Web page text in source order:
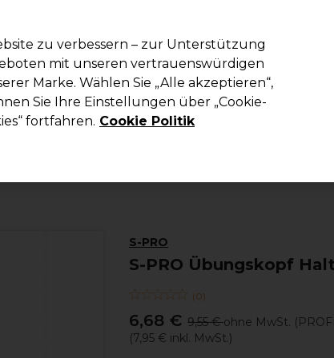
Kosmetik Herrenfriseur Inspiration Die Professional
S-PRO
S-PRO Übungskopf
(0)
6,68 € 9,55 €ohne MwSt.
(7,95 € inkl. MwSt.)
zu verbessern – zur Unterstützung
mit unseren vertrauenswürdigen
Marke. Wählen Sie „Alle akzeptieren“,
Sie Ihre Einstellungen über „Cookie-
fortfahren. Cookie Politik